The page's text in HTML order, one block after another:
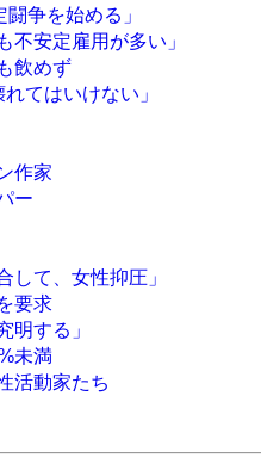
争を始める」
安定雇用が多い」
飲めず
てはいけない」
作家
ー
して、女性抑圧」
要求
明する」
未満
活動家たち